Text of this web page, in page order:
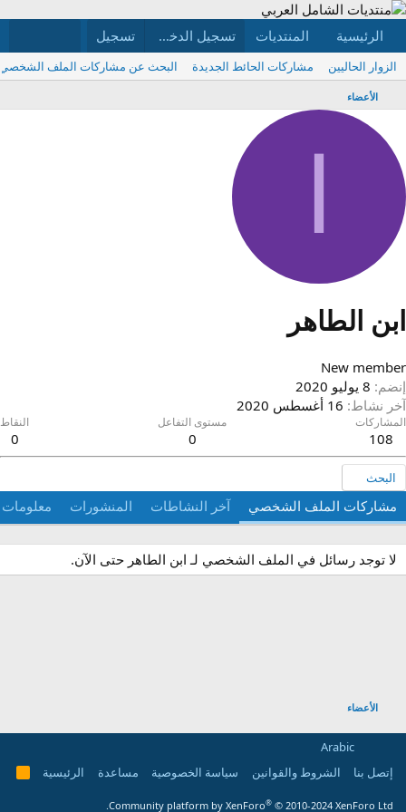
الرئيسية المنتديات ما الجديد الأعضاء تسجيل الدخول تسجيل
الزوار الحاليين مشاركات الحائط الجديدة البحث عن مشاركات الملف الشخصي
الأعضاء
الطاهر
New
8 يوليو 2020
نشاط
16 أغسطس 2020
108
مستوى التفاعل
0
النقاط
0
البحث
مشاركات الملف الشخصي آخر النشاطات المنشورات معلومات
لا توجد رسائل في الملف الشخصي لـ ابن الطاهر حتى الآن.
الأعضاء
إتصل بنا
الشروط والقوانين سياسة الخصوصية مساعدة الرئيسية
Community platform by XenForo® © 2010-2024 XenForo Ltd.